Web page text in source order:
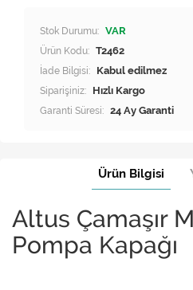
Stok Durumu: VAR
Ürün Kodu: T2462
İade Bilgisi:
Siparişiniz: Hızlı Kargo
Garanti Süresi: 24 Ay Garanti
Ürün Bilgisi
Altus Çamaşır
Pompa Kapağı